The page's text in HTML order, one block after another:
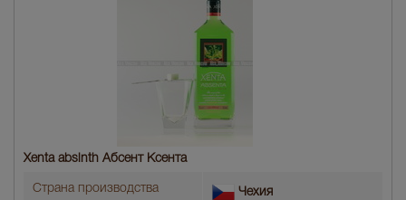
Xenta absinth Абсент Ксента
Страна производства Чехия